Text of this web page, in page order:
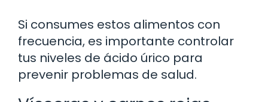
Si consumes estos alimentos con
frecuencia, es importante controlar
tus niveles de ácido úrico para
prevenir problemas de salud.